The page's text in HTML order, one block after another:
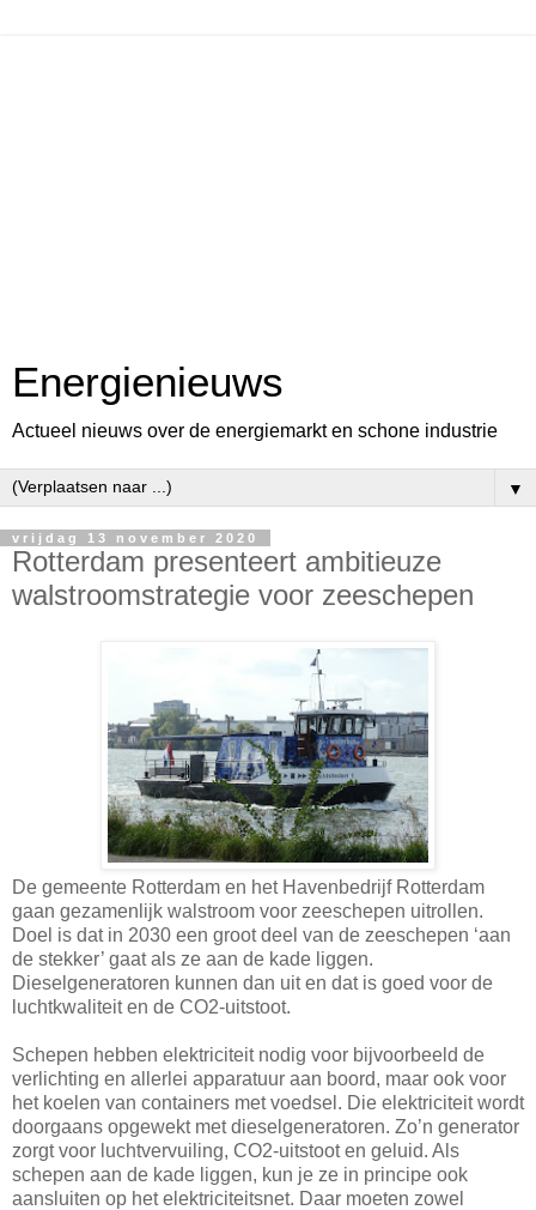
Energienieuws
Actueel nieuws over de energiemarkt en schone industrie
▼
vrijdag 13 november 2020
Rotterdam presenteert ambitieuze
walstroomstrategie voor zeeschepen
De gemeente Rotterdam en het Havenbedrijf Rotterdam
gaan gezamenlijk walstroom voor zeeschepen uitrollen.
Doel is dat in 2030 een groot deel van de zeeschepen ‘aan
de stekker’ gaat als ze aan de kade liggen.
Dieselgeneratoren kunnen dan uit en dat is goed voor de
luchtkwaliteit en de CO2-uitstoot.
Schepen hebben elektriciteit nodig voor bijvoorbeeld de
verlichting en allerlei apparatuur aan boord, maar ook voor
het koelen van containers met voedsel. Die elektriciteit wordt
doorgaans opgewekt met dieselgeneratoren. Zo’n generator
zorgt voor luchtvervuiling, CO2-uitstoot en geluid. Als
schepen aan de kade liggen, kun je ze in principe ook
aansluiten op het elektriciteitsnet. Daar moeten zowel